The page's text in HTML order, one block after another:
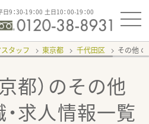
日9：30-19：00 土日10：00-19：00
タッフ 東京都 千代田区 その他
都）のその他
求人情報一覧